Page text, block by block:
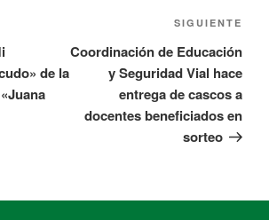
de la
SIGUIENTE
Coordinación de Educación
y Seguridad Vial hace
entrega de cascos a
docentes beneficiados en
sorteo